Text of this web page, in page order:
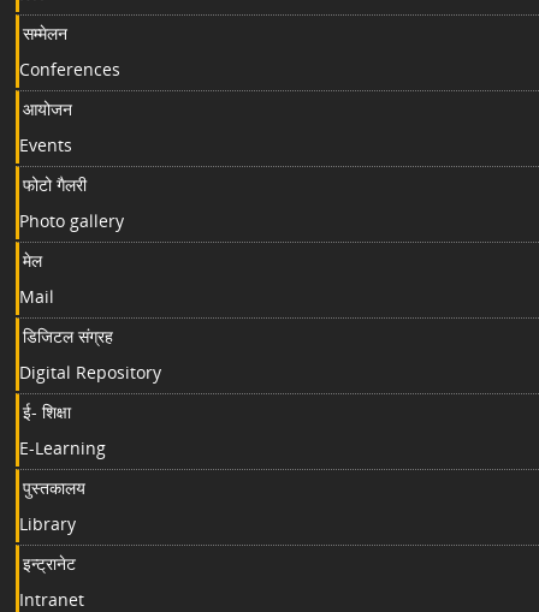
सम्मेलन
Conferences
आयोजन
Events
फोटो गैलरी
Photo gallery
मेल
Mail
डिजिटल संग्रह
Digital Repository
ई- शिक्षा
E-Learning
पुस्तकालय
Library
इन्ट्रानेट
Intranet